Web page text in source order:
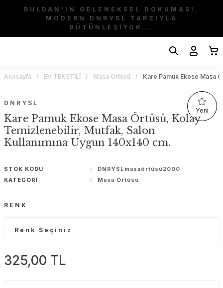
BULDAN'IN GELENEKSEL DOKUMASI,
MODERN DNRYSL TARZIYLA
BÜTÜNLEŞİYOR...
Anasayfa EV TEKSTİLİ Masa Örtüsü Kare Pamuk Ekose Masa
Yeni
DNRYSL
Kare Pamuk Ekose Masa Örtüsü, Kolay
Temizlenebilir, Mutfak, Salon
Kullanımına Uygun 140x140 cm.
STOK KODU
DNRYSLmasaörtüsü2000
KATEGORI
Masa Örtüsü
RENK
325,00 TL